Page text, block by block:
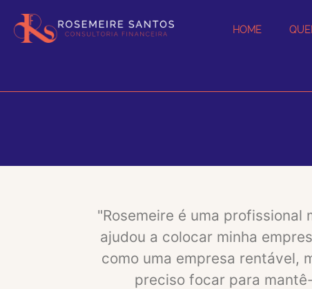
HOME
"Rosemeire é uma profissional
ajudou a colocar minha
como uma empresa rentável,
preciso focar para